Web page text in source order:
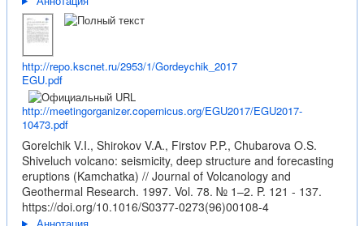
http://repo.kscnet.ru/2953/1/Gordeychik_2017
EGU.pdf
http://meetingorganizer.copernicus.org/EGU2017/EGU2017-
10473.pdf
Gorelchik V.I., Shirokov V.A., Firstov P.P., Chubarova O.S.
Shiveluch volcano: seismicity, deep structure and forecasting
eruptions (Kamchatka) // Journal of Volcanology and
Geothermal Research. 1997. Vol. 78. № 1–2. P. 121 - 137.
https://doi.org/10.1016/S0377-0273(96)00108-4